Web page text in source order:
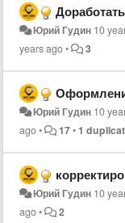
Доработать
Юрий Гудин 10
years ago• 3
Оформление
Юрий Гудин 10
ago• 17• 1
Юрий Гудин 10
ago• 2